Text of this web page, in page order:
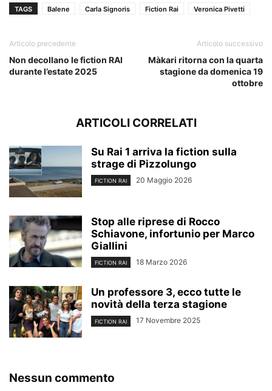
TAGS Balene Carla Signoris Fiction Rai Veronica Pivetti
Articolo precedente
Non decollano le fiction RAI
durante l’estate 2025
Articolo successivo
Màkari ritorna con la quarta
stagione da domenica 19
ottobre
ARTICOLI CORRELATI
Su Rai 1 arriva la fiction sulla
strage di Pizzolungo
FICTION RAI 20 Maggio 2026
Stop alle riprese di Rocco
Schiavone, infortunio per Marco
Giallini
FICTION RAI 18 Marzo 2026
Un professore 3, ecco tutte le
novità della terza stagione
FICTION RAI 17 Novembre 2025
Nessun commento